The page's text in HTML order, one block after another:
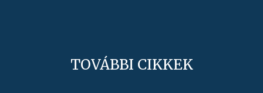
TOVÁBBI CIKKEK